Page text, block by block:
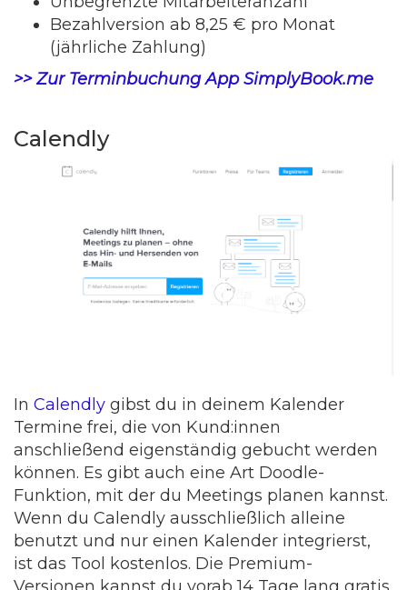
Bezahlversion ab 8,25 € pro Monat
(jährliche Zahlung)
>> Zur Terminbuchung App SimplyBook.me
Calendly
In Calendly gibst du in deinem Kalender
Termine frei, die von Kund:innen
anschließend eigenständig gebucht werden
können. Es gibt auch eine Art Doodle-
Funktion, mit der du Meetings planen kannst.
Wenn du Calendly ausschließlich alleine
benutzt und nur einen Kalender integrierst,
ist das Tool kostenlos. Die Premium-